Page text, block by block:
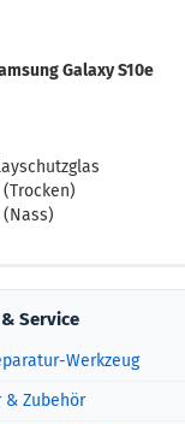
Galaxy S10e
Service
Werkzeug
& Zubehör